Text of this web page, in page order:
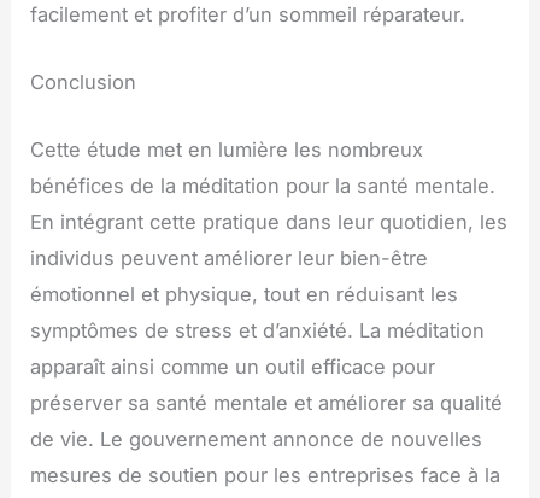
facilement et profiter d’un sommeil réparateur.
Conclusion
Cette étude met en lumière les nombreux
bénéfices de la méditation pour la santé mentale.
En intégrant cette pratique dans leur quotidien, les
individus peuvent améliorer leur bien-être
émotionnel et physique, tout en réduisant les
symptômes de stress et d’anxiété. La méditation
apparaît ainsi comme un outil efficace pour
préserver sa santé mentale et améliorer sa qualité
de vie. Le gouvernement annonce de nouvelles
mesures de soutien pour les entreprises face à la